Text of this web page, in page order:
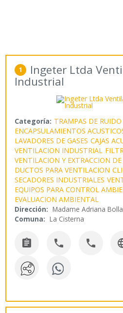
1 Ingeter Ltda
Industrial
Categoría: TRAMPAS DE RUIDO
ENCAPSULAMIENTOS
LAVADORES DE GASES CAJAS
VENTILACION INDUSTRIAL
VENTILACION Y EXTRACCION DE
DUCTOS PARA VENTILACION
SECADORES INDUSTRIALES
EQUIPOS PARA CONTROL
EVALUACION AMBIENTAL
Dirección: Madame Adriana
Comuna: La Cisterna
  